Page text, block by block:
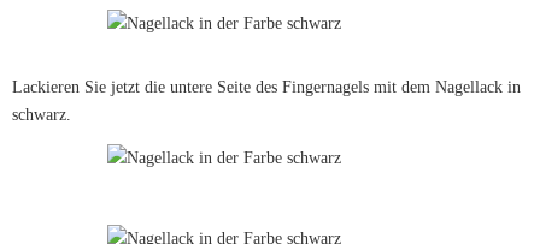
Lackieren Sie jetzt die untere Seite des Fingernagels mit dem Nagellack in
schwarz.